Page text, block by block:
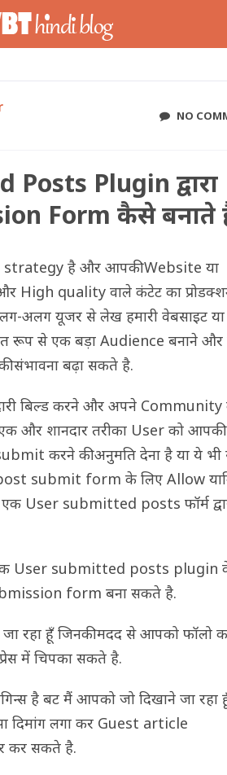
NO
Plugin द्वारा
Form कैसे बनाते
है और आपकी Website या
High quality वाले कंटेट का
अलग यूजर से लेख हमारी वेबसाइट या
रूप से एक बड़ा Audience बनाने
संभावना बढ़ा सकते है.
बिल्ड करने और अपने Community
और शानदार तरीका User को आपकी
करने की अनुमति देना है या ये
submit form के लिए Allow
User submitted posts फॉर्म
User submitted posts plugin
form बना सकते है.
रहा हूँ जिनकी मदद से आपको फॉलो
में चिपका सकते है.
है बट मैं आपको जो दिखाने जा रहा
लगा कर Guest article
कर सकते है.